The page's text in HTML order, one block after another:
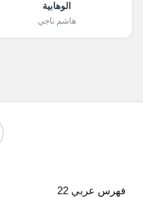
الوهابية
هاشم ناجي
فهرس عربي 22